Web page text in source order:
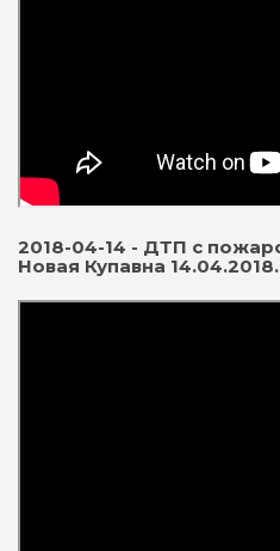
2018-04-14 - ДТП с
Новая Купавна 14.04.2018.